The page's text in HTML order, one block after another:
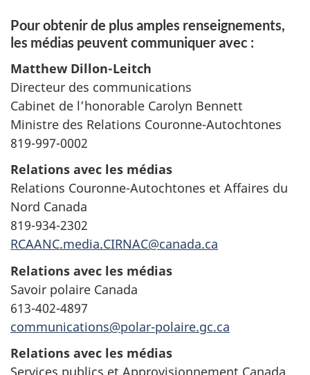
Pour obtenir de plus amples renseignements,
les médias peuvent communiquer avec :
Matthew Dillon-Leitch
Directeur des communications
Cabinet de l’honorable Carolyn Bennett
Ministre des Relations Couronne-Autochtones
819-997-0002
Relations avec les médias
Relations Couronne-Autochtones et Affaires du
Nord Canada
819-934-2302
RCAANC.media.CIRNAC@canada.ca
Relations avec les médias
Savoir polaire Canada
613-402-4897
communications@polar-polaire.gc.ca
Relations avec les médias
Services publics et Approvisionnement Canada